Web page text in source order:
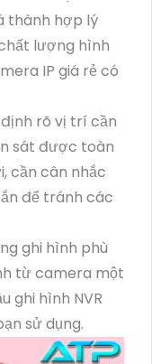
thành hợp lý
lượng hình
IP giá rẻ có
rõ vị trí cần
sát được toàn
cần cân nhắc
để tránh các
ghi hình phù
từ camera một
ghi hình NVR
sử dụng.